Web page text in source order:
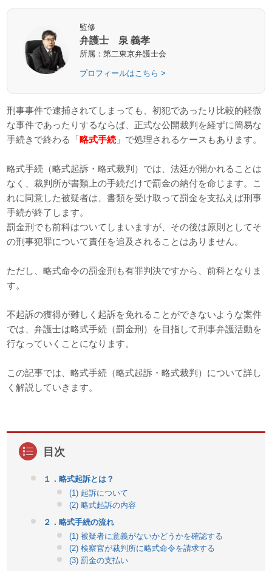
監修
弁護士 泉 義孝
所属：第二東京弁護士会
プロフィールはこちら >
刑事事件で逮捕されてしまっても、初犯であったり比較的軽微
な事件であったりするならば、正式な公開裁判を経ずに簡易な
手続きで終わる「略式手続 」で処理されるケースもあります。
略式手続（略式起訴・略式裁判）では、法廷が開かれることは
なく、裁判所が書類上の手続だけで罰金の納付を命じます。こ
れに同意した被疑者は、書類を受け取って罰金を支払えば刑事
手続が終了します。
罰金刑でも前科はついてしまいますが、その後は原則としてそ
の刑事犯罪について責任を追及されることはありません。
ただし、略式命令の罰金刑も有罪判決ですから、前科となりま
す。
不起訴の獲得が難しく起訴を免れることができないような案件
では、弁護士は略式手続（罰金刑）を目指して刑事弁護活動を
行なっていくことになります。
この記事では、略式手続（略式起訴・略式裁判）について詳し
く解説していきます。
１．略式起訴とは？
(1) 起訴について
(2) 略式起訴の内容
２．略式手続の流れ
(1) 被疑者に意義がないかどうかを確認する
(2) 検察官が裁判所に略式命令を請求する
(3) 罰金の支払い